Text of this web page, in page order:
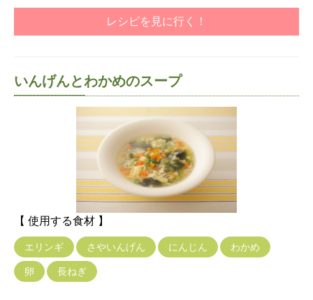
レシピを見に行く！
いんげんとわかめのスープ
【 使用する食材 】
エリンギ さやいんげん にんじん わかめ
卵 長ねぎ